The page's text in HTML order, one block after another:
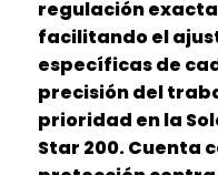
regulación
facilitando el
específicas de
precisión del
prioridad en la
Star 200. Cuenta